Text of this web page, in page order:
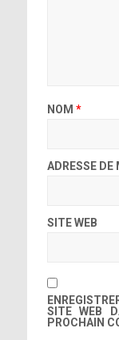
NOM *
ADRESSE DE
SITE WEB
SITE WEB
PROCHAIN